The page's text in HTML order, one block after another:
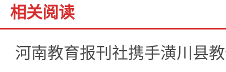
相关阅读
河南教育报刊社携手潢川县